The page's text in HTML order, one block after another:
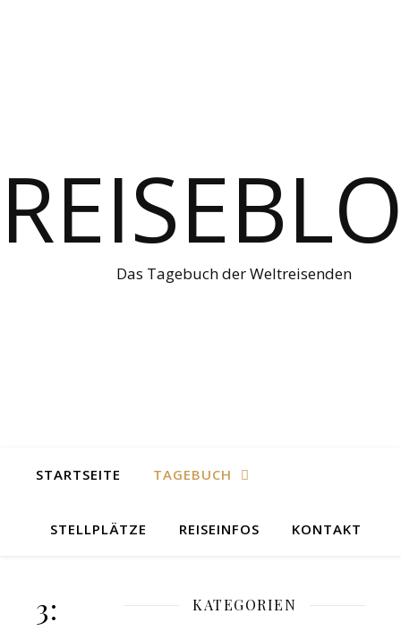
Das Tagebuch der Weltreisenden
STARTSEITE TAGEBUCH
STELLPLÄTZE REISEINFOS KONTAKT
3:
KATEGORIEN